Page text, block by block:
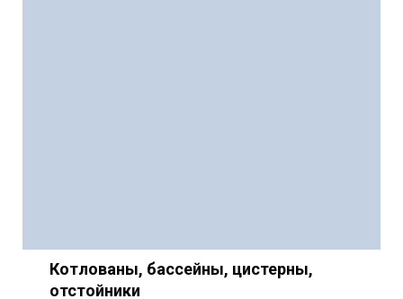
Котлованы, бассейны, цистерны,
отстойники